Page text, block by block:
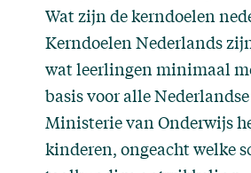
Wat zijn de kerndoelen
Kerndoelen Nederlands
wat leerlingen minimaal
basis voor alle
Ministerie van Onderwijs
kinderen, ongeacht welke